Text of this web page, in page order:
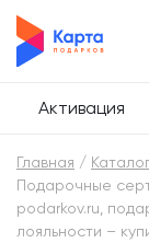
Активация
Главная
Подарочные
podarkov.ru,
лояльности –